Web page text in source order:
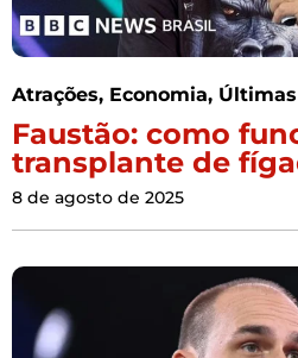
Atrações, Economia,
Faustão: como
transplante de
8 de agosto de 2025